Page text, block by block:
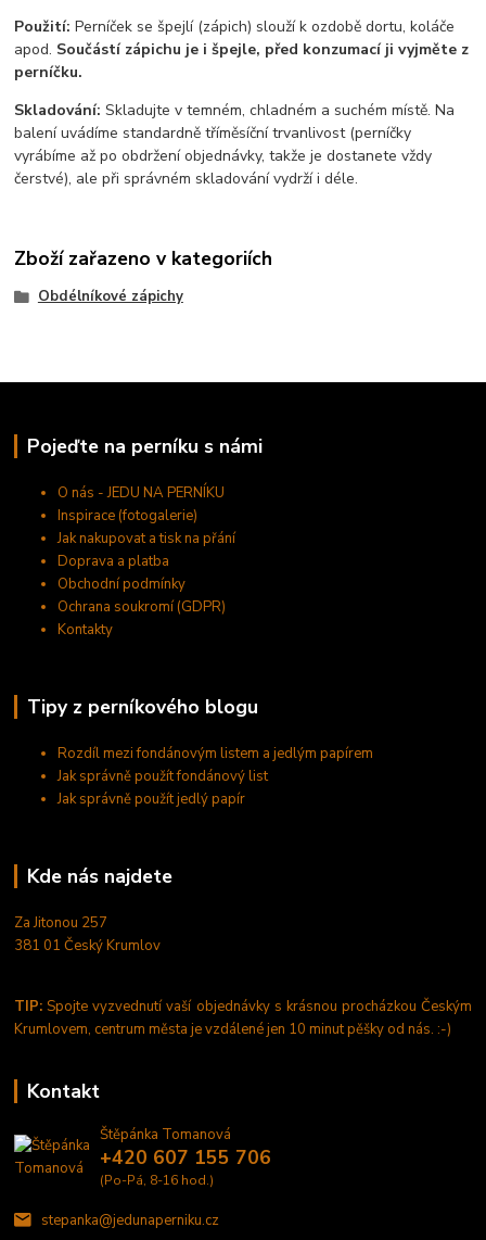
Použití:Perníček se špejlí (zápich) slouží k ozdobě dortu, koláče
apod. Součástí zápichu je i špejle, před konzumací ji vyjměte z
perníčku.
Skladování: Skladujte v temném, chladném a suchém místě. Na
balení uvádíme standardně tříměsíční trvanlivost (perníčky
vyrábíme až po obdržení objednávky, takže je dostanete vždy
čerstvé), ale při správném skladování vydrží i déle.
Zboží zařazeno v kategoriích
Obdélníkové zápichy
Pojeďte na perníku s námi
O nás - JEDU NA PERNÍKU
Inspirace (fotogalerie)
Jak nakupovat a tisk na přání
Doprava a platba
Obchodní podmínky
Ochrana soukromí (GDPR)
Kontakty
Tipy z perníkového blogu
Rozdíl mezi fondánovým listem a jedlým papírem
Jak správně použít fondánový list
Jak správně použít jedlý papír
Kde nás najdete
Za Jitonou 257
381 01 Český Krumlov
TIP: Spojte vyzvednutí vaší objednávky s krásnou procházkou Českým
Krumlovem, centrum města je vzdálené jen 10 minut pěšky od nás. :-)
Kontakt
Štěpánka Tomanová
+420 607 155 706
(Po-Pá, 8-16 hod.)
stepanka@jedunaperniku.cz